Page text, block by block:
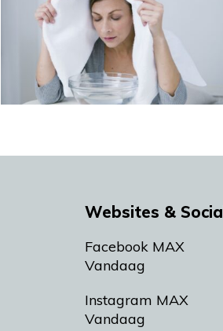
Websites & Social
Facebook MAX
Vandaag
Instagram MAX
Vandaag